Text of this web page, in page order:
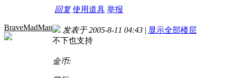
回复 使用道具 举报
BraveMadMan 发表于 2005-8-11 04:43 | 显示全部楼层
不下也支持
金币: